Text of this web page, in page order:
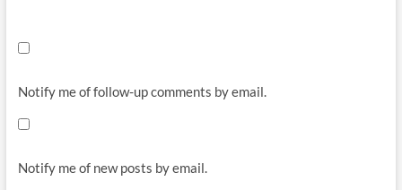
Notify me of follow-up comments by email.
Notify me of new posts by email.